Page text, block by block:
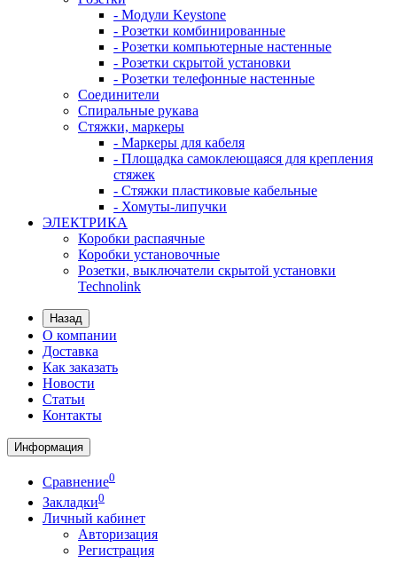
- Модули Keystone
- Розетки комбинированные
- Розетки компьютерные настенные
- Розетки скрытой установки
- Розетки телефонные настенные
Соединители
Спиральные рукава
Стяжки, маркеры
- Маркеры для кабеля
- Площадка самоклеющаяся для крепления
стяжек
- Стяжки пластиковые кабельные
- Хомуты-липучки
ЭЛЕКТРИКА
Коробки распаячные
Коробки установочные
Розетки, выключатели скрытой установки
Technolink
Назад
О компании
Доставка
Как заказать
Новости
Статьи
Контакты
Информация
Сравнение0
Закладки0
Личный кабинет
Авторизация
Регистрация